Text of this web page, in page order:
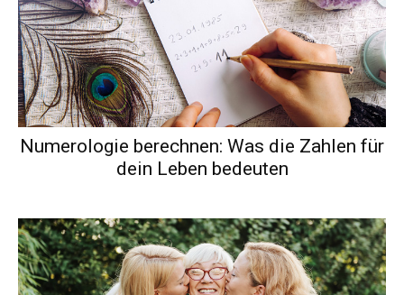
Numerologie berechnen: Was die Zahlen für
dein Leben bedeuten